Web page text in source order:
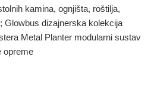
kamina, ognjišta, roštilja,
Glowbus dizajnerska kolekcija
Metal Planter modularni sustav
opreme